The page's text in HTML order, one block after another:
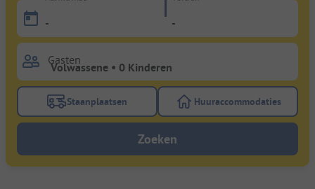
- -
Gasten
Gebruik de filterknop staanplaatsen om te zoeken
Staanplaatsen Gebruik de
Huuraccommodaties
Zoeken